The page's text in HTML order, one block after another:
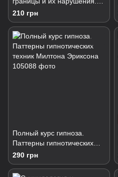
Габбард Г., Лестер Э.
210 грн
Полный курс гипноза.
Паттерны гипнотических
техник Милтона Эриксона
290 грн